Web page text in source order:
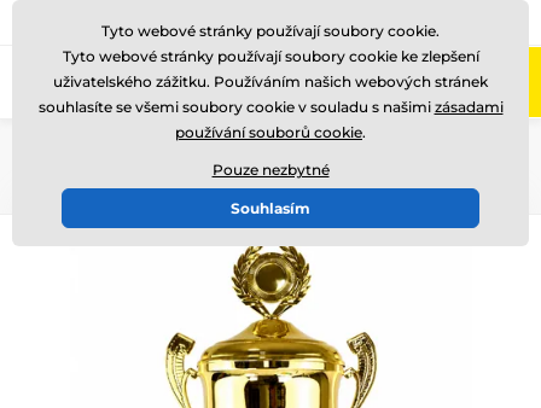
Zavolejte nám (Po-Pá 8-17)
Tyto webové stránky používají soubory cookie.
Tyto webové stránky používají soubory cookie ke zlepšení
uživatelského zážitku. Používáním našich webových stránek
souhlasíte se všemi soubory cookie v souladu s našimi zásadami
používání souborů cookie.
Pouze nezbytné
Souhlasím